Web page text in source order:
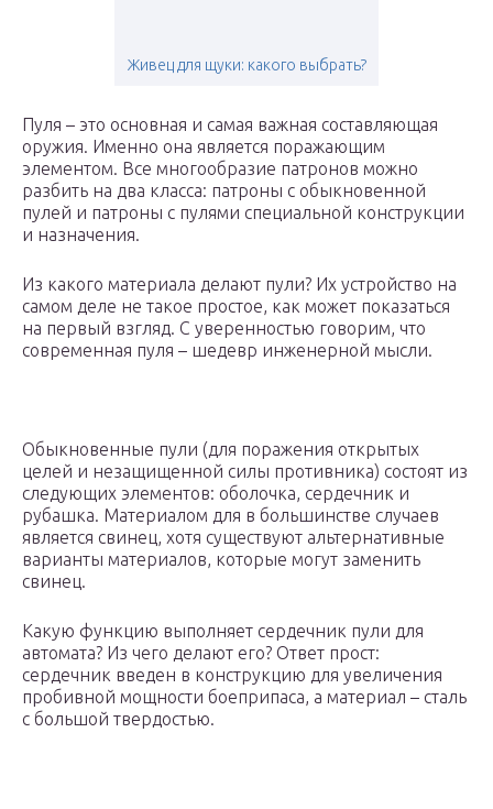
Живец для щуки: какого выбрать?
Пуля – это основная и самая важная составляющая
оружия. Именно она является поражающим
элементом. Все многообразие патронов можно
разбить на два класса: патроны с обыкновенной
пулей и патроны с пулями специальной конструкции
и назначения.
Из какого материала делают пули? Их устройство на
самом деле не такое простое, как может показаться
на первый взгляд. С уверенностью говорим, что
современная пуля – шедевр инженерной мысли.
Обыкновенные пули (для поражения открытых
целей и незащищенной силы противника) состоят из
следующих элементов: оболочка, сердечник и
рубашка. Материалом для в большинстве случаев
является свинец, хотя существуют альтернативные
варианты материалов, которые могут заменить
свинец.
Какую функцию выполняет сердечник пули для
автомата? Из чего делают его? Ответ прост:
сердечник введен в конструкцию для увеличения
пробивной мощности боеприпаса, а материал – сталь
с большой твердостью.